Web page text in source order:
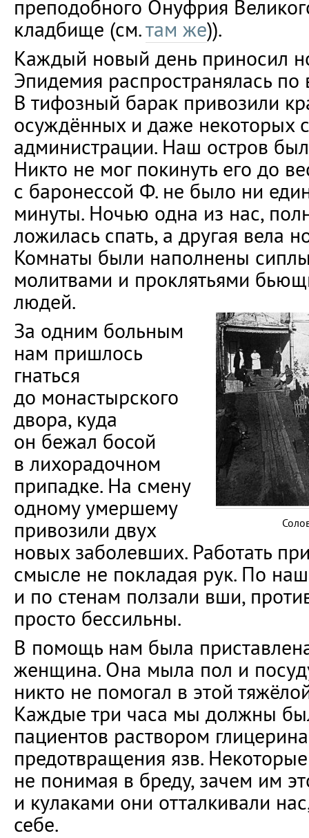
преподобного Онуфрия
кладбище (см.там же)).
Каждый новый день приносил
Эпидемия распространялась по
В тифозный барак привозили
осуждённых и даже некоторых
администрации. Наш остров
Никто не мог покинуть его до
с баронессой Ф. не было ни
минуты. Ночью одна из нас,
ложилась спать, а другая вела
Комнаты были наполнены
молитвами и проклятьями
людей.
За одним больным
нам пришлось
гнаться
до монастырского
двора, куда
он бежал босой
в лихорадочном
припадке. На смену
одному умершему
привозили двух
новых заболевших. Работать
смысле не покладая рук. По
и по стенам ползали вши,
просто бессильны.
В помощь нам была
женщина. Она мыла пол и
никто не помогал в этой
Каждые три часа мы должны
пациентов раствором
предотвращения язв.
не понимая в бреду, зачем им
и кулаками они отталкивали
себе.